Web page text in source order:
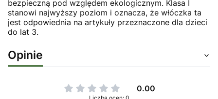
bezpieczną pod względem ekologicznym. Klasa I
stanowi najwyższy poziom i oznacza, że włóczka ta
jest odpowiednia na artykuły przeznaczone dla dzieci
do lat 3.
Opinie
0.00